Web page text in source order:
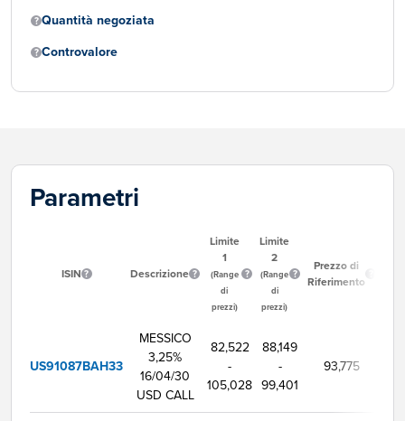
Quantità negoziata
Controvalore
Parametri
ISIN Descrizione
Limite
1
(Range
di
prezzi)
Limite
2
(Range
di
prezzi)
Prezzo di
Riferimento
US91087BAH33
MESSICO
3,25%
16/04/30
USD CALL
82,522
-
105,028
88,149
-
99,401
93,775